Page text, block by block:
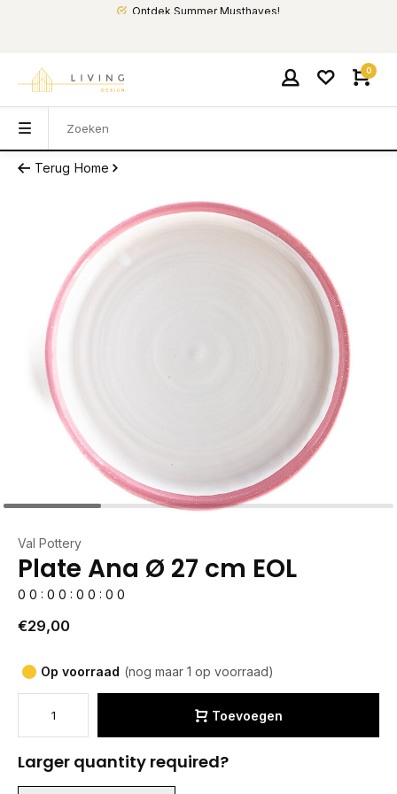
Ontdek Summer Musthaves!
0
Terug Home
Val Pottery
Plate Ana Ø 27 cm EOL
0 0 : 0 0 : 0 0 : 0 0
€29,00
Op voorraad (nog maar 1 op voorraad)
Toevoegen
Larger quantity required?